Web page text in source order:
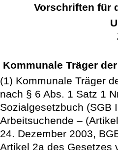
Vorschriften für
Kommunale Träger
(1) Kommunale Träger
nach § 6 Abs. 1 Satz 1
Sozialgesetzbuch (SGB
Arbeitsuchende –
24. Dezember 2003,
Artikel 2a des Gesetzes